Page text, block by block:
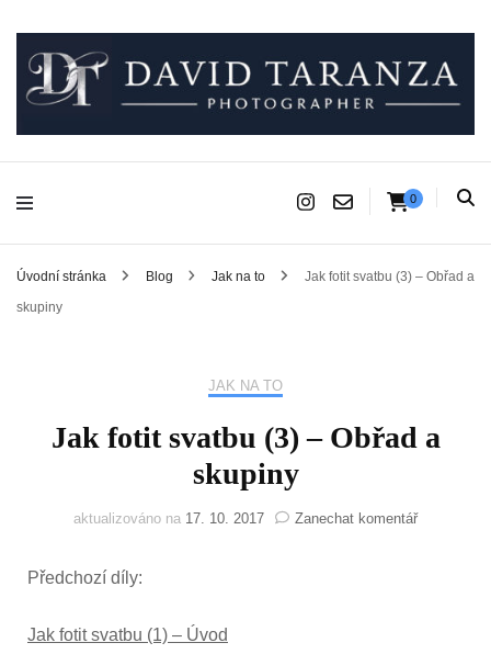
David Taranza
Fotograf pro chvíle, na kterých záleží.
0
Úvodní stránka Blog Jak na to
Jak fotit svatbu (3) – Obřad a
skupiny
JAK NA TO
Jak fotit svatbu (3) – Obřad a
skupiny
aktualizováno na 17. 10. 2017 Zanechat komentářna
Předchozí díly:
Jak fotit svatbu (1) – Úvod